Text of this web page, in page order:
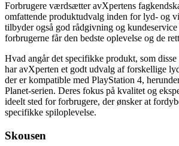
Forbrugere værdsætter avXpertens
omfattende produktudvalg inden for lyd- og
tilbyder også god rådgivning og
forbrugerne får den bedste oplevelse og de
Hvad angår det specifikke produkt, som
har avXperten et godt udvalg af forskellige
der er kompatible med PlayStation 4,
Planet-serien. Deres fokus på kvalitet og
ideelt sted for forbrugere, der ønsker at
specifikke spiloplevelse.
Skousen